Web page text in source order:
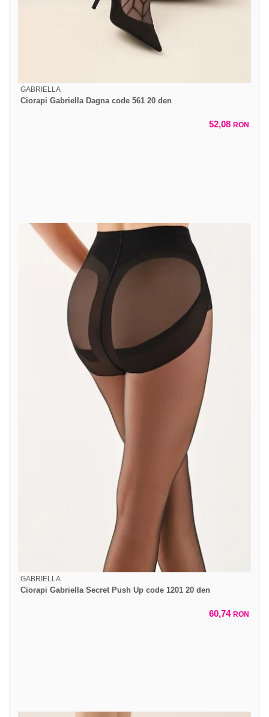
GABRIELLA
Ciorapi Gabriella Dagna code 561 20 den
52,08 RON
GABRIELLA
Ciorapi Gabriella Secret Push Up code 1201 20 den
60,74 RON